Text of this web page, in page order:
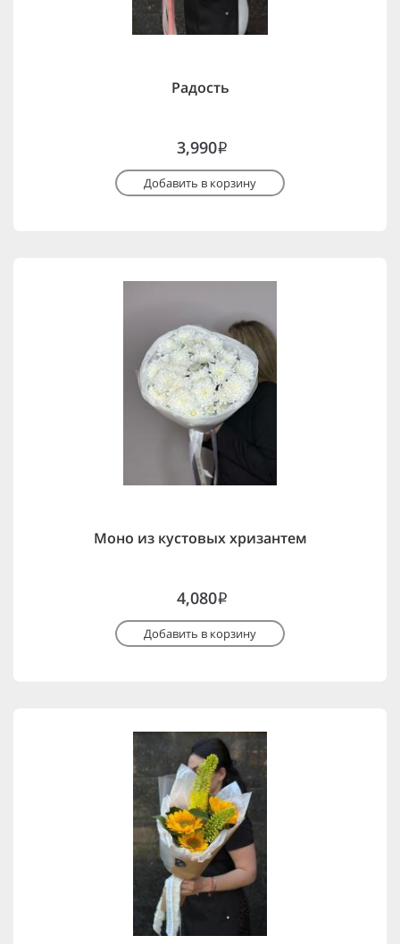
Радость
3,990i
Добавить в корзину
Моно из кустовых хризантем
4,080i
Добавить в корзину